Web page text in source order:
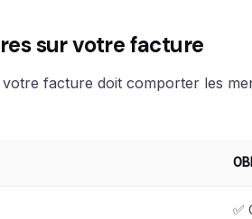
sur votre facture
facture doit comporter les
✅